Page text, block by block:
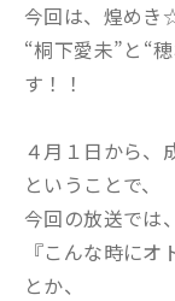
今回は、煌めき
“桐下愛未”と“
す！！
４月１日から、
ということで、
今回の放送では
『こんな時にオ
とか、